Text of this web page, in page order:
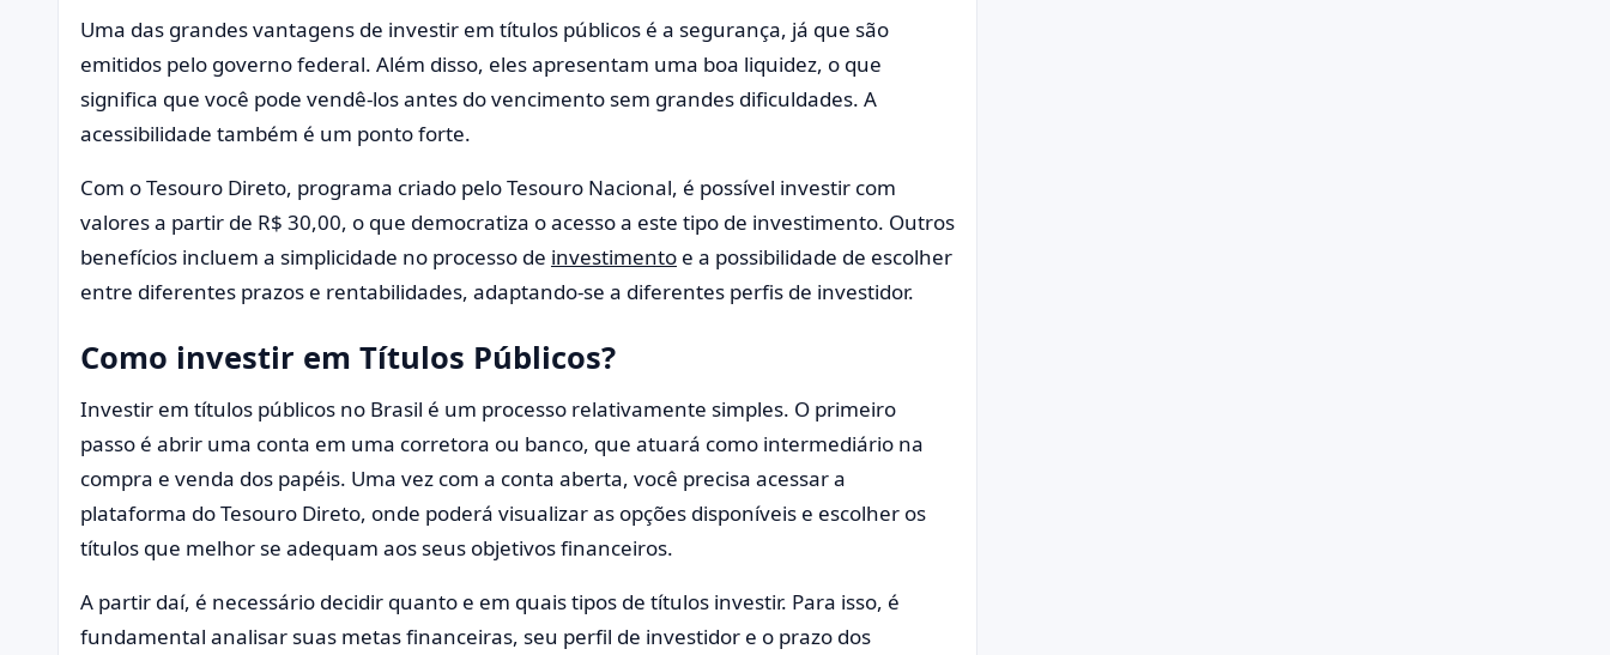
Uma das grandes vantagens de investir em títulos públicos é a segurança, já que são
emitidos pelo governo federal. Além disso, eles apresentam uma boa liquidez, o que
significa que você pode vendê-los antes do vencimento sem grandes dificuldades. A
acessibilidade também é um ponto forte.
Com o Tesouro Direto, programa criado pelo Tesouro Nacional, é possível investir com
valores a partir de R$ 30,00, o que democratiza o acesso a este tipo de investimento. Outros
benefícios incluem a simplicidade no processo de investimento e a possibilidade de escolher
entre diferentes prazos e rentabilidades, adaptando-se a diferentes perfis de investidor.
Como investir em Títulos Públicos?
Investir em títulos públicos no Brasil é um processo relativamente simples. O primeiro
passo é abrir uma conta em uma corretora ou banco, que atuará como intermediário na
compra e venda dos papéis. Uma vez com a conta aberta, você precisa acessar a
plataforma do Tesouro Direto, onde poderá visualizar as opções disponíveis e escolher os
títulos que melhor se adequam aos seus objetivos financeiros.
A partir daí, é necessário decidir quanto e em quais tipos de títulos investir. Para isso, é
fundamental analisar suas metas financeiras, seu perfil de investidor e o prazo dos